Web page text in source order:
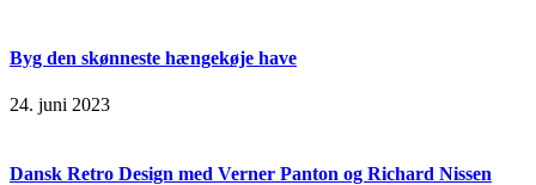
Byg den skønneste hængekøje have
24. juni 2023
Dansk Retro Design med Verner Panton og Richard Nissen